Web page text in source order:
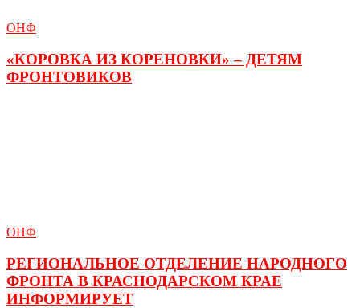
ОНФ
«КОРОВКА ИЗ КОРЕНОВКИ» – ДЕТЯМ
ФРОНТОВИКОВ
ОНФ
РЕГИОНАЛЬНОЕ ОТДЕЛЕНИЕ НАРОДНОГО
ФРОНТА В КРАСНОДАРСКОМ КРАЕ
ИНФОРМИРУЕТ